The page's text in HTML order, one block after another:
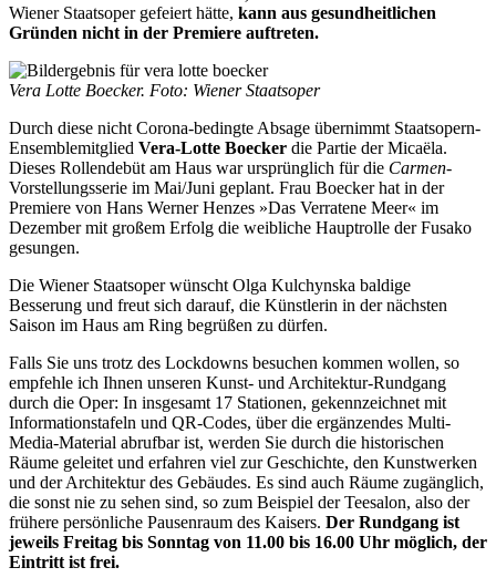
Wiener Staatsoper gefeiert hätte, kann aus gesundheitlichen
Gründen nicht in der Premiere auftreten.
Vera Lotte Boecker. Foto: Wiener Staatsoper
Durch diese nicht Corona-bedingte Absage übernimmt Staatsopern-
Ensemblemitglied Vera-Lotte Boecker die Partie der Micaëla.
Dieses Rollendebüt am Haus war ursprünglich für die Carmen-
Vorstellungsserie im Mai/Juni geplant. Frau Boecker hat in der
Premiere von Hans Werner Henzes »Das Verratene Meer« im
Dezember mit großem Erfolg die weibliche Hauptrolle der Fusako
gesungen.
Die Wiener Staatsoper wünscht Olga Kulchynska baldige
Besserung und freut sich darauf, die Künstlerin in der nächsten
Saison im Haus am Ring begrüßen zu dürfen.
Falls Sie uns trotz des Lockdowns besuchen kommen wollen, so
empfehle ich Ihnen unseren Kunst- und Architektur-Rundgang
durch die Oper: In insgesamt 17 Stationen, gekennzeichnet mit
Informationstafeln und QR-Codes, über die ergänzendes Multi-
Media-Material abrufbar ist, werden Sie durch die historischen
Räume geleitet und erfahren viel zur Geschichte, den Kunstwerken
und der Architektur des Gebäudes. Es sind auch Räume zugänglich,
die sonst nie zu sehen sind, so zum Beispiel der Teesalon, also der
frühere persönliche Pausenraum des Kaisers. Der Rundgang ist
jeweils Freitag bis Sonntag von 11.00 bis 16.00 Uhr möglich, der
Eintritt ist frei.